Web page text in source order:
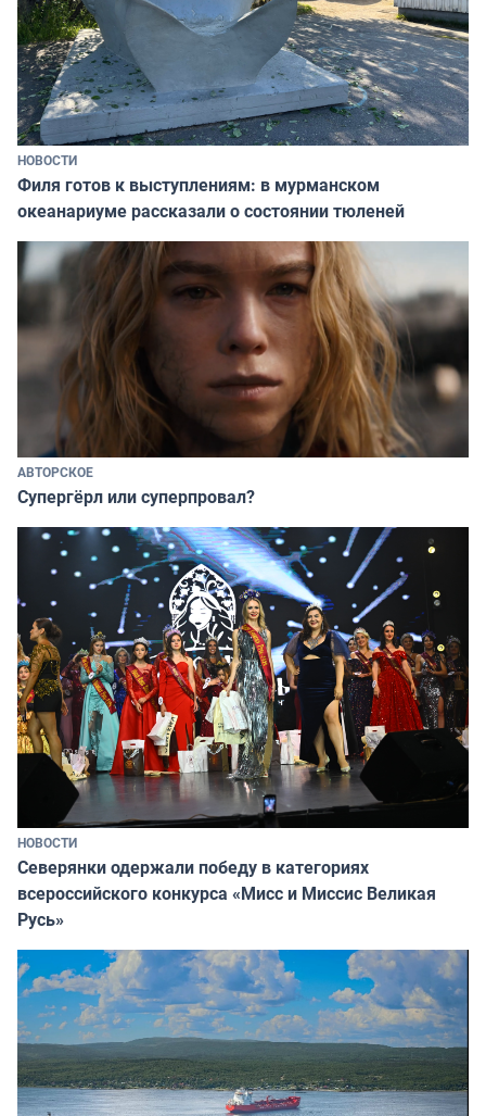
НОВОСТИ
Филя готов к выступлениям: в мурманском
океанариуме рассказали о состоянии тюленей
АВТОРСКОЕ
Супергёрл или суперпровал?
НОВОСТИ
Северянки одержали победу в категориях
всероссийского конкурса «Мисс и Миссис Великая
Русь»